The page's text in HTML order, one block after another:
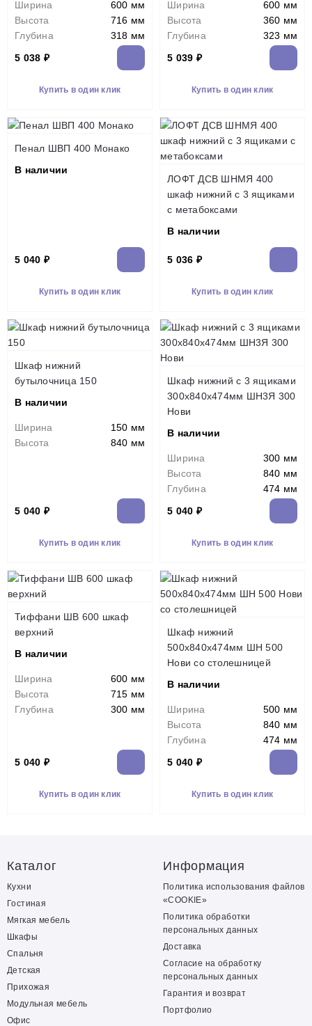
Ширина
600 мм
Высота
716 мм
Глубина
318 мм
5 038 ₽
Купить в один клик
Ширина
600 мм
Высота
360 мм
Глубина
323 мм
5 039 ₽
Купить в один клик
Пенал ШВП 400 Монако
В наличии
5 040 ₽
Купить в один клик
ЛОФТ ДСВ ШНМЯ 400
шкаф нижний с 3 ящиками
с метабоксами
В наличии
5 036 ₽
Купить в один клик
Шкаф нижний
бутылочница 150
В наличии
Ширина
150 мм
Высота
840 мм
5 040 ₽
Купить в один клик
Шкаф нижний с 3 ящиками
300х840х474мм ШН3Я 300
Нови
В наличии
Ширина
300 мм
Высота
840 мм
Глубина
474 мм
5 040 ₽
Купить в один клик
Тиффани ШВ 600 шкаф
верхний
В наличии
Ширина
600 мм
Высота
715 мм
Глубина
300 мм
5 040 ₽
Купить в один клик
Шкаф нижний
500х840х474мм ШН 500
Нови со столешницей
В наличии
Ширина
500 мм
Высота
840 мм
Глубина
474 мм
5 040 ₽
Купить в один клик
Каталог
Кухни
Гостиная
Мягкая мебель
Шкафы
Спальня
Детская
Прихожая
Модульная мебель
Офис
Информация
Политика использования файлов
«COOKIE»
Политика обработки
персональных данных
Доставка
Согласие на обработку
персональных данных
Гарантия и возврат
Портфолио